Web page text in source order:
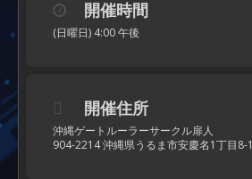
開催時間
(日曜日) 4:00 午後
開催住所
沖縄ゲートルーラーサークル扉人
904-2214 沖縄県うるま市安慶名1丁目8-1